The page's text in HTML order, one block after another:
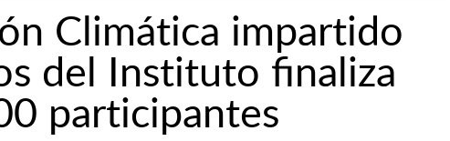
Climática impartido
del Instituto finaliza
participantes